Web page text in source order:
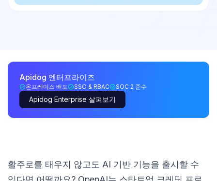
Apidog 엔터프라이즈
온프레미스 배포 SSO & RBAC SOC 2 준수
Apidog Enterprise 살펴보기
활주로를 태우지 않고도 AI 기반 기능을 출시할 수